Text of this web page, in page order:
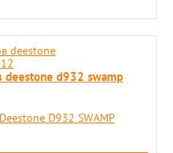
d932 swamp
D932 SWAMP